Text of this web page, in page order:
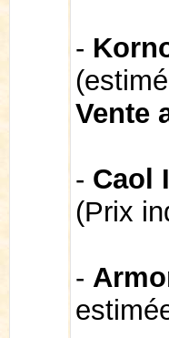
-
Vente
- Caol
(Prix
-